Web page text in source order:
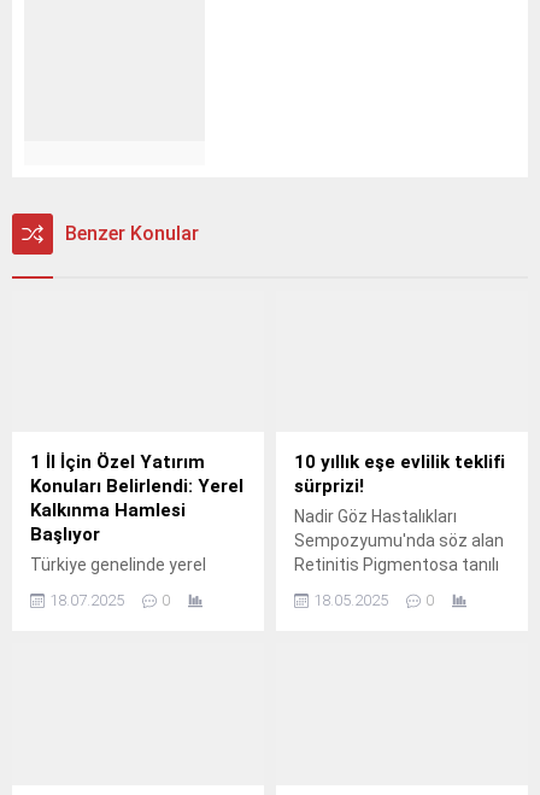
Benzer Konular
1 İl İçin Özel Yatırım
Konuları Belirlendi: Yerel
Kalkınma Hamlesi
Başlıyor
Türkiye genelinde yerel
amacıyla Yerel Kalkınma
18.07.2025 0
10 yıllık eşe evlilik teklifi
sürprizi!
Nadir Göz Hastalıkları
Sempozyumu'nda söz alan
Retinitis Pigmentosa tanılı
bölümünde 10 yıllık eşi Ayşe
18.05.2025 0